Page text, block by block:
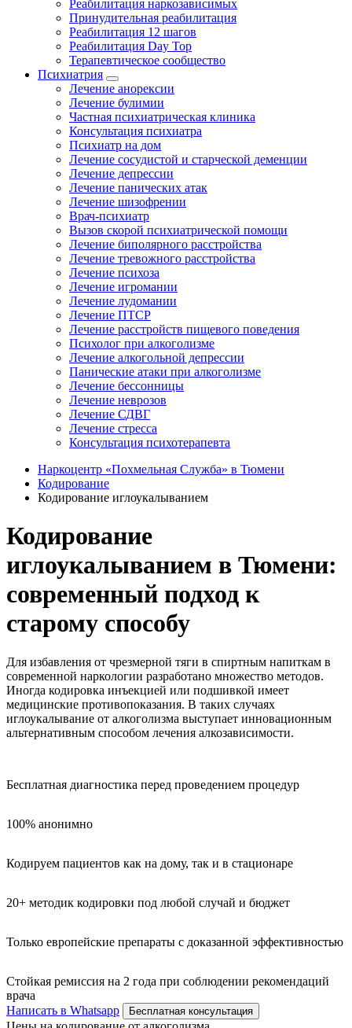
Реабилитация наркозависимых
Принудительная реабилитация
Реабилитация 12 шагов
Реабилитация Day Top
Терапевтическое сообщество
Психиатрия
Лечение анорексии
Лечение булимии
Частная психиатрическая клиника
Консультация психиатра
Психиатр на дом
Лечение сосудистой и старческой деменции
Лечение депрессии
Лечение панических атак
Лечение шизофрении
Врач-психиатр
Вызов скорой психиатрической помощи
Лечение биполярного расстройства
Лечение тревожного расстройства
Лечение психоза
Лечение игромании
Лечение лудомании
Лечение ПТСР
Лечение расстройств пищевого поведения
Психолог при алкоголизме
Лечение алкогольной депрессии
Панические атаки при алкоголизме
Лечение бессонницы
Лечение неврозов
Лечение СДВГ
Лечение стресса
Консультация психотерапевта
Наркоцентр «Похмельная Служба» в Тюмени
Кодирование
Кодирование иглоукалыванием
Кодирование
иглоукалыванием в Тюмени:
современный подход к
старому способу
Для избавления от чрезмерной тяги в спиртным напиткам в
современной наркологии разработано множество методов.
Иногда кодировка инъекцией или подшивкой имеет
медицинские противопоказания. В таких случаях
иглоукалывание от алкоголизма выступает инновационным
альтернативным способом лечения алкозависимости.
Бесплатная диагностика перед проведением процедур
100% анонимно
Кодируем пациентов как на дому, так и в стационаре
20+ методик кодировки под любой случай и бюджет
Только европейские препараты с доказанной эффективностью
Стойкая ремиссия на 2 года при соблюдении рекомендаций
врача
Написать в Whatsapp
Бесплатная консультация